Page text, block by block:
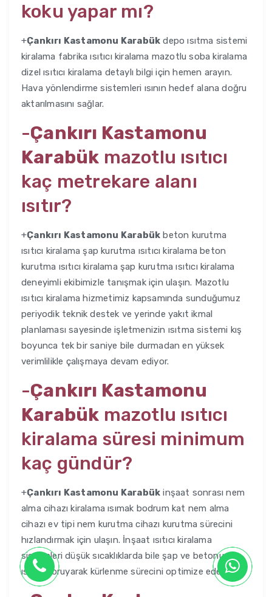
koku yapar mı?
+Çankırı Kastamonu Karabük depo ısıtma sistemi
kiralama fabrika ısıtıcı kiralama mazotlu soba kiralama
dizel ısıtıcı kiralama detaylı bilgi için hemen arayın.
Hava yönlendirme sistemleri ısının hedef alana doğru
aktarılmasını sağlar.
-Çankırı Kastamonu
Karabük mazotlu ısıtıcı
kaç metrekare alanı
ısıtır?
+Çankırı Kastamonu Karabük beton kurutma
ısıtıcı kiralama şap kurutma ısıtıcı kiralama beton
kurutma ısıtıcı kiralama şap kurutma ısıtıcı kiralama
deneyimli ekibimizle tanışmak için ulaşın. Mazotlu
ısıtıcı kiralama hizmetimiz kapsamında sunduğumuz
periyodik teknik destek ve yerinde yakıt ikmal
planlaması sayesinde işletmenizin ısıtma sistemi kış
boyunca tek bir saniye bile durmadan en yüksek
verimlilikle çalışmaya devam ediyor.
-Çankırı Kastamonu
Karabük mazotlu ısıtıcı
kiralama süresi minimum
kaç gündür?
+Çankırı Kastamonu Karabük inşaat sonrası nem
alma cihazı kiralama ısımak bodrum kat nem alma
cihazı ev tipi nem kurutma cihazı kurutma sürecini
hızlandırmak için ulaşın. İnşaat ısıtıcı kiralama
sistemleri düşük sıcaklıklarda bile şap ve betonun iç
ısısını koruyarak kürlenme sürecini optimize eder.